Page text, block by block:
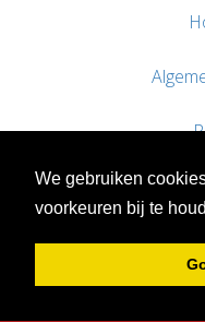
We gebruiken
voorkeuren bij te